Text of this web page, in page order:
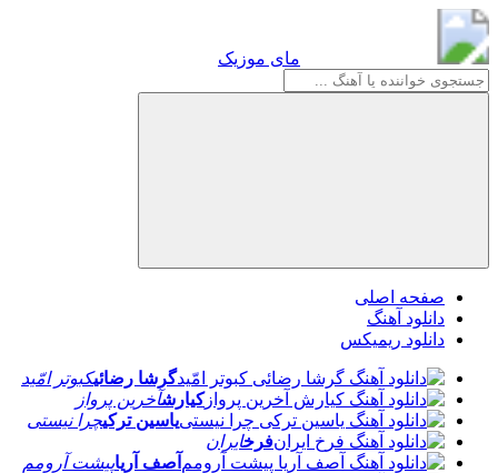
مای موزیک
صفحه اصلی
دانلود آهنگ
دانلود ریمیکس
گرشا رضائیکبوتر امّید
کیارشآخرین پرواز
یاسین ترکیچرا نیستی
فرخایران
آصف آریاپیشت آرومم